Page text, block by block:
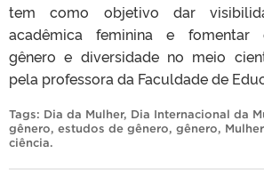
tem como objetivo dar
acadêmica feminina e fomentar
gênero e diversidade no meio
pela professora da Faculdade de
Tags: Dia da Mulher, Dia Internacional da
gênero, estudos de gênero, gênero,
ciência.